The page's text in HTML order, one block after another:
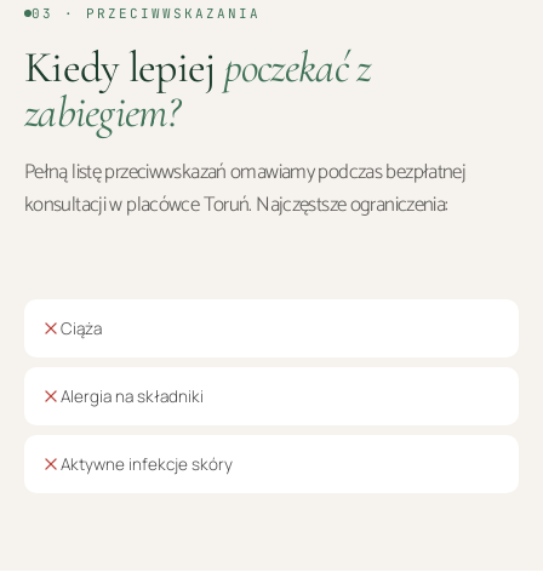
03 · PRZECIWWSKAZANIA
Kiedy lepiej poczekać z
zabiegiem?
Pełną listę przeciwwskazań omawiamy podczas bezpłatnej
konsultacji w placówceToruń. Najczęstsze ograniczenia:
Ciąża
Alergia na składniki
Aktywne infekcje skóry